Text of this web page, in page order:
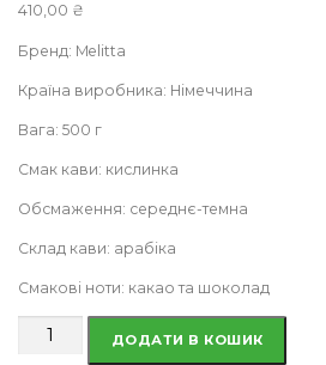
основі
410,00 ₴
Бренд: Melitta
Країна виробника: Німеччина
Вага: 500 г
Смак кави: кислинка
Обсмаження: середнє-темна
Склад кави: арабіка
Смакові ноти: какао та шоколад
Кава
ДОДАТИ В КОШИК